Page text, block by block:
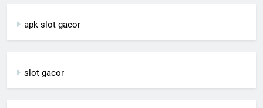
apk slot gacor
slot gacor